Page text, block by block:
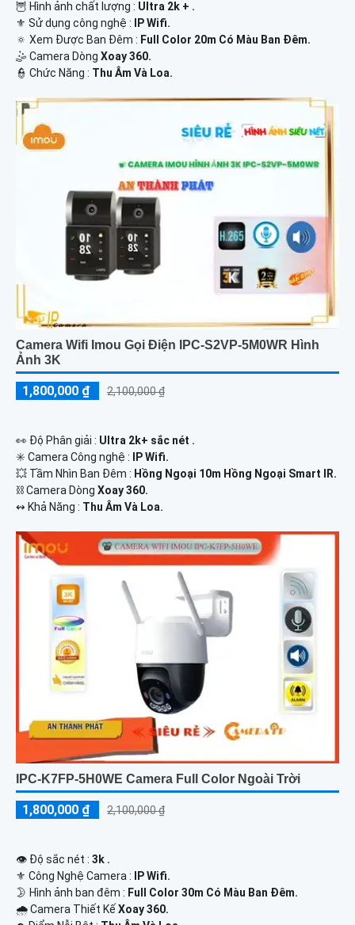
🦉 Hình ảnh chất lượng : Ultra 2k + .
⚜️ Sử dụng công nghệ :
IP Wifi.
🔅 Xem Được Ban Đêm : Full Color 20m Có Màu Ban Ðêm.
🤹 Camera Dòng Xoay 360.
️👮 Chức Năng : Thu Âm Và Loa.
Camera Wifi Imou Gọi Điện IPC-S2VP-5M0WR Hình
Ảnh 3K
1,800,000 ₫ 2,100,000 ₫
️👀 Độ Phân giải : Ultra 2k+ sắc nét .
✳️ Camera Công nghệ : IP Wifi.
💥 Tầm Nhìn Ban Đêm : Hồng Ngoại 10m Hồng Ngoại Smart IR.
⛓ Camera Dòng Xoay 360.
️↭ Khả Năng : Thu Âm Và Loa.
IPC-K7FP-5H0WE Camera Full Color Ngoài Trời
1,800,000 ₫ 2,100,000 ₫
👁 Độ sắc nét : 3k .
⚜️ Công Nghệ Camera :
IP Wifi.
🌛 Hình ảnh ban đêm : Full Color 30m Có Màu Ban Ðêm.
🌧️ Camera Thiết Kế Xoay 360.